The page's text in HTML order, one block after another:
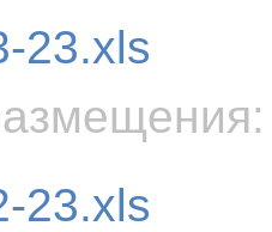
23.xls
23.xls